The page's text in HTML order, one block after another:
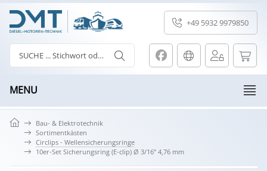
+49 5932 9979850
MENU
Bau- & Elektrotechnik
Sortimentkästen
Circlips - Wellensicherungsringe
10er-Set Sicherungsring (E-clip) Ø 3/16” 4,76 mm